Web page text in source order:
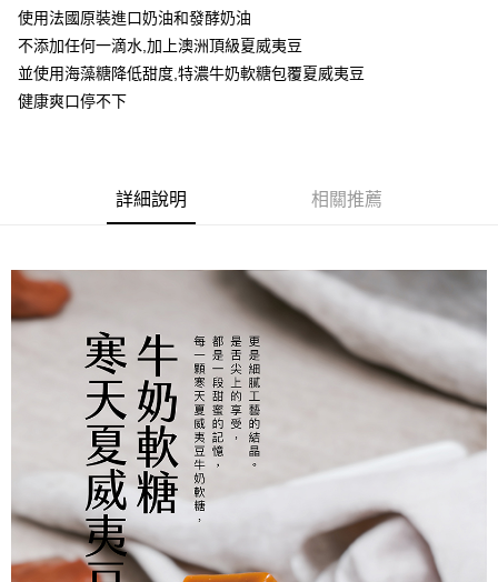
悠遊付
ATM付款
每筆NT$160，滿NT$3,000(含以上)免運費
使用法國原裝進口奶油和發酵奶油
不添加任何一滴水,加上澳洲頂級夏威夷豆
並使用海藻糖降低甜度,特濃牛奶軟糖包覆夏威夷豆
健康爽口停不下
詳細說明 相關推薦